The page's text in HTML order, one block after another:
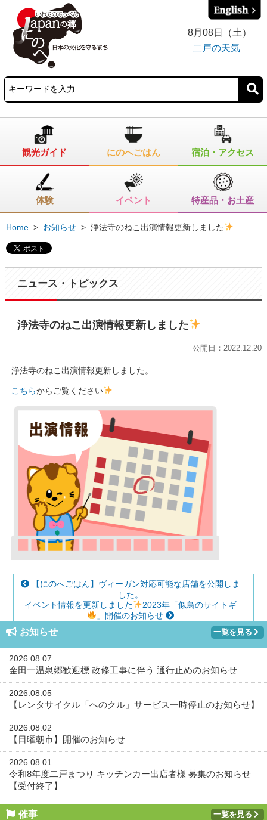
8月08日（土）
二戸の天気
観光ガイド にのへごはん 宿泊・アクセス
体験 イベント 特産品・お土産
Home > お知らせ > 浄法寺のねこ出演情報更新しました
ニュース・トピックス
浄法寺のねこ出演情報更新しました
公開日：2022.12.20
浄法寺のねこ出演情報更新しました。
こちらからご覧ください
【にのへごはん】ヴィーガン対応可能な店舗を公開しま
した。
イベント情報を更新しました
2023年「似鳥のサイトギ
」開催のお知らせ
お知らせ 一覧を見る
2026.08.07
金田一温泉郷歓迎標 改修工事に伴う 通行止めのお知らせ
2026.08.05
【レンタサイクル「へのクル」サービス一時停止のお知らせ】
2026.08.02
【日曜朝市】開催のお知らせ
2026.08.01
令和8年度二戸まつり キッチンカー出店者様 募集のお知らせ
【受付終了】
催事 一覧を見る